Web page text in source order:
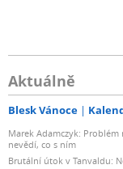
Aktuálně
Blesk Vánoce
Marek Adamczyk:
nevědí, co s ním
Brutální útok v Tanvaldu: